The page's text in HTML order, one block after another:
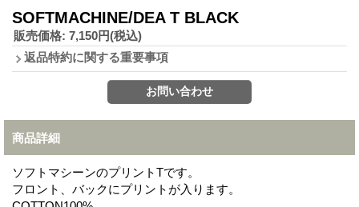
SOFTMACHINE/DEA T BLACK
販売価格: 7,150円(税込)
返品特約に関する重要事項
商品詳細
ソフトマシーンのプリントTです。
フロント、バックにプリントが入ります。